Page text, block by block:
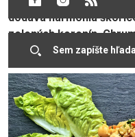
dodáva harmónia
zelených korenín.
pôžitok iba zvyšujú.